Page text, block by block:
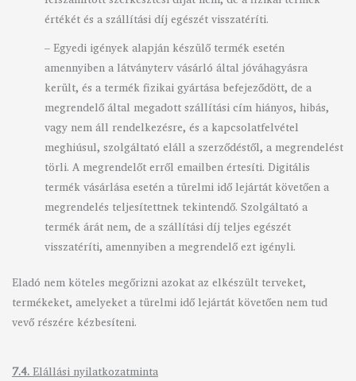
értékét és a szállítási díj egészét visszatéríti.
– Egyedi igények alapján készülő termék esetén
amennyiben a látványterv vásárló által jóváhagyásra
került, és a termék fizikai gyártása befejeződött, de a
megrendelő által megadott szállítási cím hiányos, hibás,
vagy nem áll rendelkezésre, és a kapcsolatfelvétel
meghiúsul, szolgáltató eláll a szerződéstől, a megrendelést
törli. A megrendelőt erről emailben értesíti. Digitális
termék vásárlása esetén a türelmi idő lejártát követően a
megrendelés teljesítettnek tekintendő. Szolgáltató a
termék árát nem, de a szállítási díj teljes egészét
visszatéríti, amennyiben a megrendelő ezt igényli.
Eladó nem köteles megőrizni azokat az elkészült terveket,
termékeket, amelyeket a türelmi idő lejártát követően nem tud
vevő részére kézbesíteni.
7.4.Elállási nyilatkozatminta